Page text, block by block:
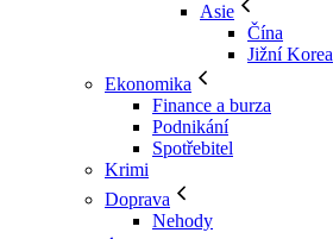
Asie
Čína
Jižní Korea
Ekonomika
Finance a burza
Podnikání
Spotřebitel
Krimi
Doprava
Nehody